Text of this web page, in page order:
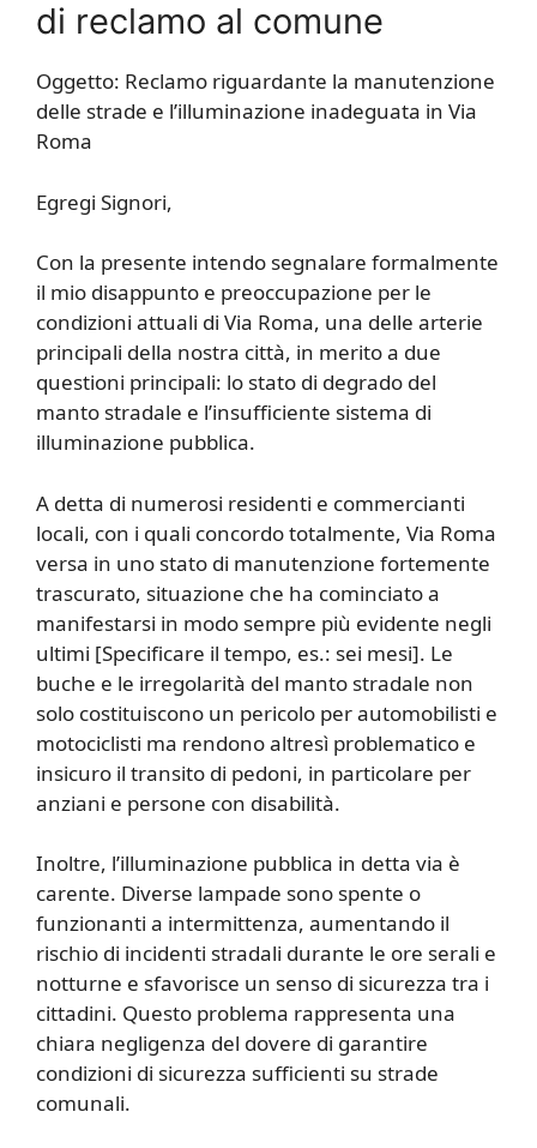
di reclamo al comune
Oggetto: Reclamo riguardante la manutenzione
delle strade e l’illuminazione inadeguata in Via
Roma
Egregi Signori,
Con la presente intendo segnalare formalmente
il mio disappunto e preoccupazione per le
condizioni attuali di Via Roma, una delle arterie
principali della nostra città, in merito a due
questioni principali: lo stato di degrado del
manto stradale e l’insufficiente sistema di
illuminazione pubblica.
A detta di numerosi residenti e commercianti
locali, con i quali concordo totalmente, Via Roma
versa in uno stato di manutenzione fortemente
trascurato, situazione che ha cominciato a
manifestarsi in modo sempre più evidente negli
ultimi [Specificare il tempo, es.: sei mesi]. Le
buche e le irregolarità del manto stradale non
solo costituiscono un pericolo per automobilisti e
motociclisti ma rendono altresì problematico e
insicuro il transito di pedoni, in particolare per
anziani e persone con disabilità.
Inoltre, l’illuminazione pubblica in detta via è
carente. Diverse lampade sono spente o
funzionanti a intermittenza, aumentando il
rischio di incidenti stradali durante le ore serali e
notturne e sfavorisce un senso di sicurezza tra i
cittadini. Questo problema rappresenta una
chiara negligenza del dovere di garantire
condizioni di sicurezza sufficienti su strade
comunali.